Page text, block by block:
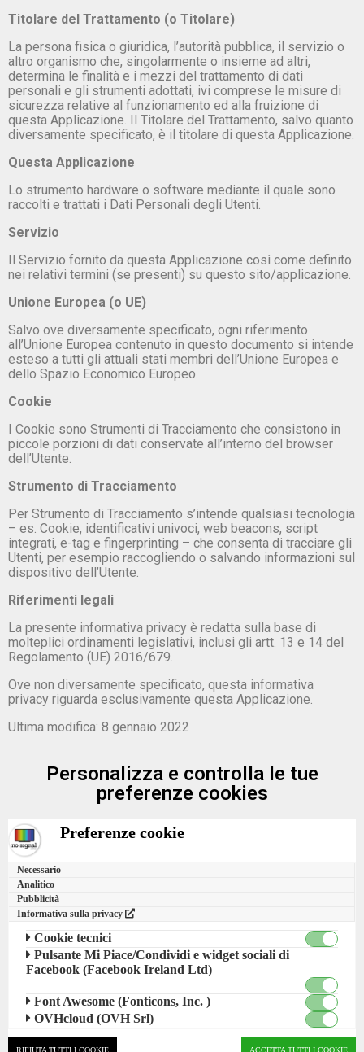
Titolare del Trattamento (o Titolare)
La persona fisica o giuridica, l’autorità pubblica, il servizio o
altro organismo che, singolarmente o insieme ad altri,
determina le finalità e i mezzi del trattamento di dati
personali e gli strumenti adottati, ivi comprese le misure di
sicurezza relative al funzionamento ed alla fruizione di
questa Applicazione. Il Titolare del Trattamento, salvo quanto
diversamente specificato, è il titolare di questa Applicazione.
Questa Applicazione
Lo strumento hardware o software mediante il quale sono
raccolti e trattati i Dati Personali degli Utenti.
Servizio
Il Servizio fornito da questa Applicazione così come definito
nei relativi termini (se presenti) su questo sito/applicazione.
Unione Europea (o UE)
Salvo ove diversamente specificato, ogni riferimento
all’Unione Europea contenuto in questo documento si intende
esteso a tutti gli attuali stati membri dell’Unione Europea e
dello Spazio Economico Europeo.
Cookie
I Cookie sono Strumenti di Tracciamento che consistono in
piccole porzioni di dati conservate all’interno del browser
dell’Utente.
Strumento di Tracciamento
Per Strumento di Tracciamento s’intende qualsiasi tecnologia
– es. Cookie, identificativi univoci, web beacons, script
integrati, e-tag e fingerprinting – che consenta di tracciare gli
Utenti, per esempio raccogliendo o salvando informazioni sul
dispositivo dell’Utente.
Riferimenti legali
La presente informativa privacy è redatta sulla base di
molteplici ordinamenti legislativi, inclusi gli artt. 13 e 14 del
Regolamento (UE) 2016/679.
Ove non diversamente specificato, questa informativa
privacy riguarda esclusivamente questa Applicazione.
Ultima modifica: 8 gennaio 2022
Personalizza e controlla le tue
preferenze cookies
Preferenze cookie
Necessario
Analitico
Pubblicità
Informativa sulla privacy
Cookie tecnici
Pulsante Mi Piace/Condividi e widget sociali di
Facebook (Facebook Ireland Ltd)
Font Awesome (Fonticons, Inc. )
OVHcloud (OVH Srl)
RIFIUTA TUTTI I COOKIE ACCETTA TUTTI I COOKIE